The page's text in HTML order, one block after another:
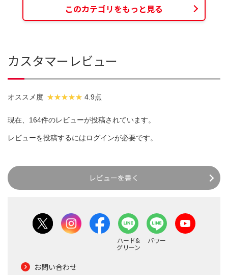
このカテゴリをもっと見る
カスタマーレビュー
オススメ度 4.9点
現在、164件のレビューが投稿されています。
レビューを投稿するにはログインが必要です。
レビューを書く
ハード&
グリーン
パワー
お問い合わせ